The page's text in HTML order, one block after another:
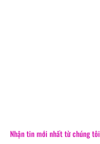
Nhận tin mới nhất từ chúng tôi